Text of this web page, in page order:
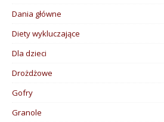
Dania główne
Diety wykluczające
Dla dzieci
Drożdżowe
Gofry
Granole